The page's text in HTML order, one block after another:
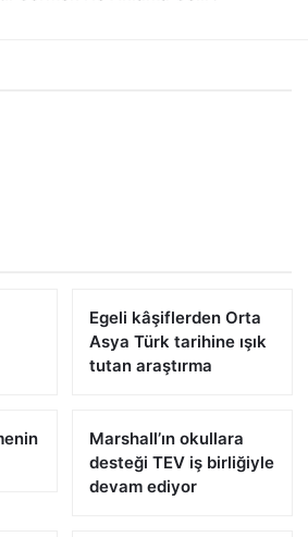
Egeli kâşiflerden Orta
Asya Türk tarihine ışık
tutan araştırma
Marshall’ın okullara
desteği TEV iş birliğiyle
devam ediyor